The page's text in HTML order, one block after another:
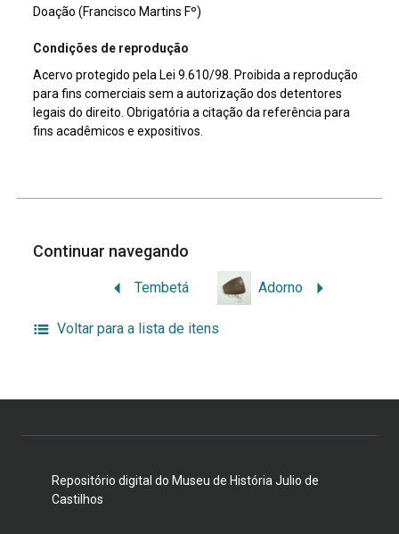
Doação (Francisco Martins Fº)
Condições de reprodução
Acervo protegido pela Lei 9.610/98. Proibida a reprodução
para fins comerciais sem a autorização dos detentores
legais do direito. Obrigatória a citação da referência para
fins acadêmicos e expositivos.
Continuar navegando
Tembetá Adorno
Voltar para a lista de itens
Repositório digital do Museu de História Julio de
Castilhos